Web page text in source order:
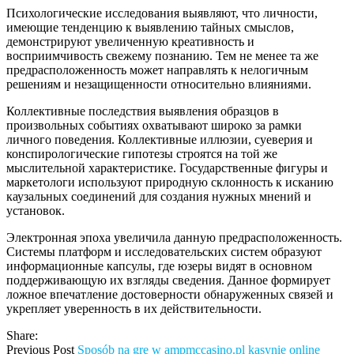
Психологические исследования выявляют, что личности,
имеющие тенденцию к выявлению тайных смыслов,
демонстрируют увеличенную креативность и
восприимчивость свежему познанию. Тем не менее та же
предрасположенность может направлять к нелогичным
решениям и незащищенности относительно влияниями.
Коллективные последствия выявления образцов в
произвольных событиях охватывают широко за рамки
личного поведения. Коллективные иллюзии, суеверия и
конспирологические гипотезы строятся на той же
мыслительной характеристике. Государственные фигуры и
маркетологи используют природную склонность к исканию
каузальных соединений для создания нужных мнений и
установок.
Электронная эпоха увеличила данную предрасположенность.
Системы платформ и исследовательских систем образуют
информационные капсулы, где юзеры видят в основном
поддерживающую их взгляды сведения. Данное формирует
ложное впечатление достоверности обнаруженных связей и
укрепляет уверенность в их действительности.
Share:
Previous Post Sposób na grę w ampmccasino.pl kasynie online